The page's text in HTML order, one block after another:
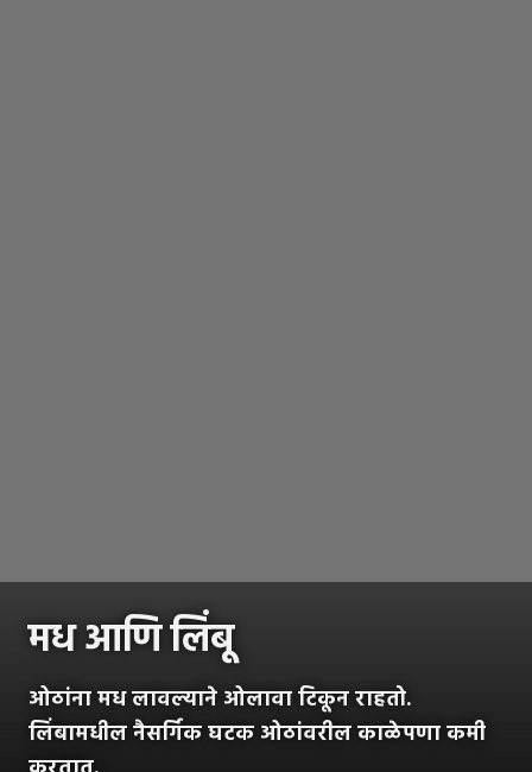
मध आणि लिंबू
ओठांना मध लावल्याने ओलावा टिकून राहतो.
लिंबामधील नैसर्गिक घटक ओठांवरील काळेपणा कमी